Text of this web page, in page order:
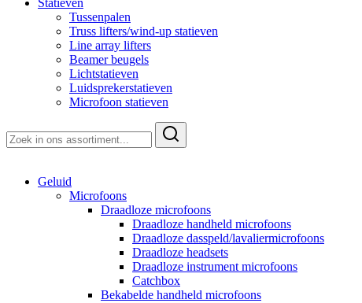
Statieven
Tussenpalen
Truss lifters/wind-up statieven
Line array lifters
Beamer beugels
Lichtstatieven
Luidsprekerstatieven
Microfoon statieven
naar:
Geluid
Microfoons
Draadloze microfoons
Draadloze handheld microfoons
Draadloze dasspeld/lavaliermicrofoons
Draadloze headsets
Draadloze instrument microfoons
Catchbox
Bekabelde handheld microfoons